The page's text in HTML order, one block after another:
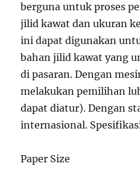
berguna untuk proses
jilid kawat dan ukuran
ini dapat digunakan
bahan jilid kawat yang
di pasaran. Dengan
melakukan pemilihan
dapat diatur). Dengan
internasional.
Paper Size